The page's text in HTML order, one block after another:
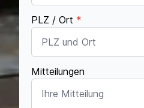
PLZ / Ort *
Mitteilungen